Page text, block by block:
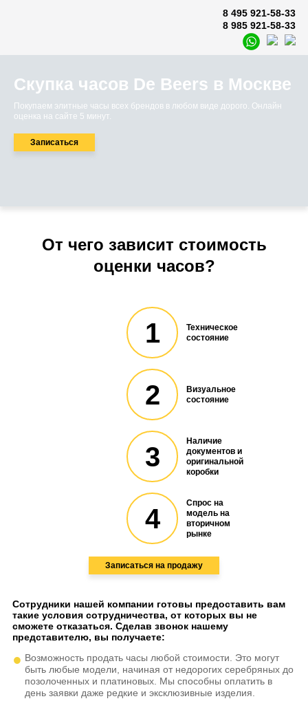
8 495 921-58-33
8 985 921-58-33
Скупка часов De Beers в Москве
Покупаем элитные часы всех брендов в любом виде дорого. Онлайн
оценка на сайте 5 минут.
Записаться
От чего зависит стоимость
оценки часов?
1
Техническое
состояние
2
Визуальное
состояние
3
Наличие
документов и
оригинальной
коробки
4
Спрос на
модель на
вторичном
рынке
Записаться на продажу
Сотрудники нашей компании готовы предоставить вам
такие условия сотрудничества, от которых вы не
сможете отказаться. Сделав звонок нашему
представителю, вы получаете:
Возможность продать часы любой стоимости. Это могут
быть любые модели, начиная от недорогих серебряных до
позолоченных и платиновых. Мы способны оплатить в
день заявки даже редкие и эксклюзивные изделия.